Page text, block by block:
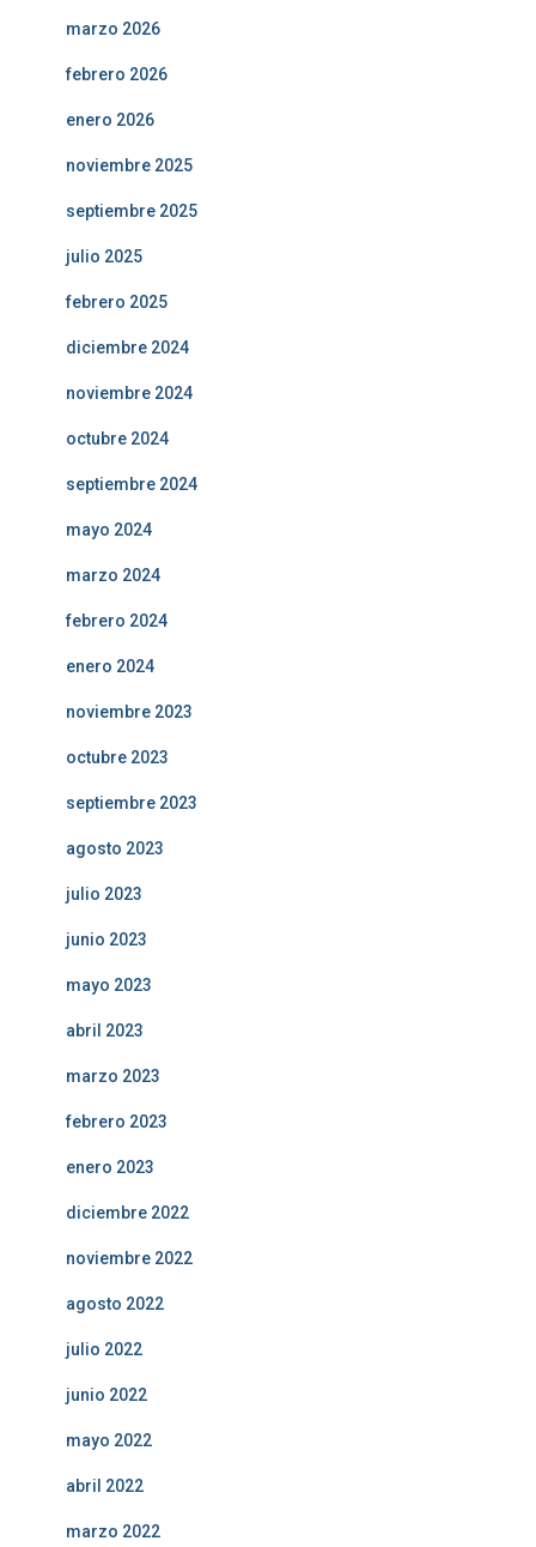
marzo 2026
febrero 2026
enero 2026
noviembre 2025
septiembre 2025
julio 2025
febrero 2025
diciembre 2024
noviembre 2024
octubre 2024
septiembre 2024
mayo 2024
marzo 2024
febrero 2024
enero 2024
noviembre 2023
octubre 2023
septiembre 2023
agosto 2023
julio 2023
junio 2023
mayo 2023
abril 2023
marzo 2023
febrero 2023
enero 2023
diciembre 2022
noviembre 2022
agosto 2022
julio 2022
junio 2022
mayo 2022
abril 2022
marzo 2022